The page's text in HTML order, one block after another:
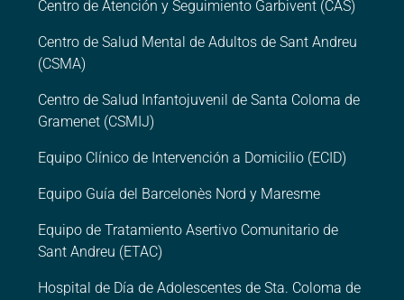
Centro de Atención y Seguimiento Garbivent (CAS)
Centro de Salud Mental de Adultos de Sant Andreu
(CSMA)
Centro de Salud Infantojuvenil de Santa Coloma de
Gramenet (CSMIJ)
Equipo Clínico de Intervención a Domicilio (ECID)
Equipo Guía del Barcelonès Nord y Maresme
Equipo de Tratamiento Asertivo Comunitario de
Sant Andreu (ETAC)
Hospital de Día de Adolescentes de Sta. Coloma de